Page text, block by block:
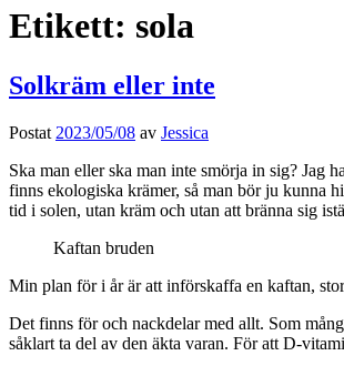
Etikett: sola
Solkräm eller inte
Postat 2023/05/08 av Jessica
Ska man eller ska man inte smörja in sig? Jag
finns ekologiska krämer, så man bör ju kunna
tid i solen, utan kräm och utan att bränna sig
Kaftan bruden
Min plan för i år är att införskaffa en kaftan,
Det finns för och nackdelar med allt. Som
såklart ta del av den äkta varan. För att D-